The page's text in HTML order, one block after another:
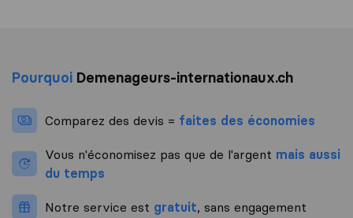
Pourquoi Demenageurs-internationaux.ch
Comparez des devis = faites des économies
Vous n'économisez pas que de l'argent mais aussi
du temps
Notre service est gratuit, sans engagement